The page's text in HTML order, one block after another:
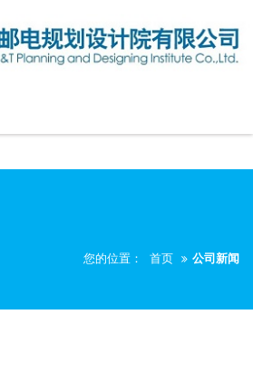
您的位置： 首页 公司新闻